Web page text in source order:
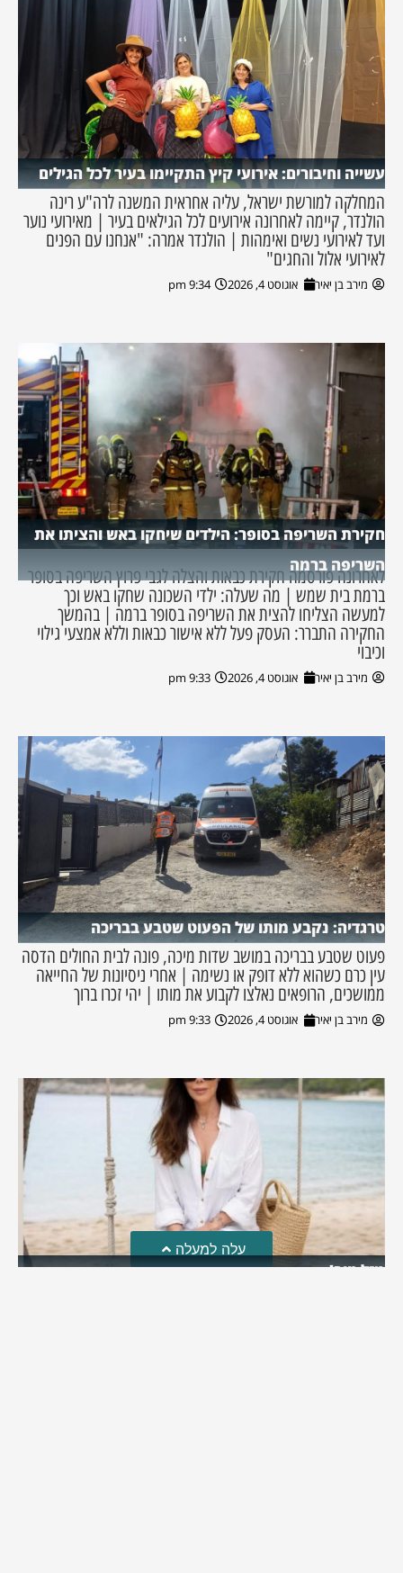
עשייה וחיבורים: אירועי קיץ התקיימו בעיר לכל הגילים
המחלקה למורשת ישראל, עליה אחראית המשנה לרה"ע רינה
הולנדר, קיימה לאחרונה אירועים לכל הגילאים בעיר | מאירועי נוער
ועד לאירועי נשים ואימהות | הולנדר אמרה: "אנחנו עם הפנים
לאירועי אלול והחגים"
מירב בן יאיר אוגוסט 4, 2026 9:34 pm
חקירת השריפה בסופר: הילדים שיחקו באש והציתו את
השריפה ברמה
לאחרונה פורסמה חקירת כבאות והצלה לגבי פרוץ השריפה בסופר
ברמת בית שמש | מה שעלה: ילדי השכונה שחקו באש וכך
למעשה הצליחו להצית את השריפה בסופר ברמה | בהמשך
החקירה התברר: העסק פעל ללא אישור כבאות וללא אמצעי גילוי
וכיבוי
מירב בן יאיר אוגוסט 4, 2026 9:33 pm
טרגדיה: נקבע מותו של הפעוט שטבע בבריכה
פעוט שטבע בבריכה במושב שדות מיכה, פונה לבית החולים הדסה
עין כרם כשהוא ללא דופק או נשימה | אחרי ניסיונות של החייאה
ממושכים, הרופאים נאלצו לקבוע את מותו | יהי זכרו ברוך
מירב בן יאיר אוגוסט 4, 2026 9:33 pm
מזל טוב!
עלה למעלה